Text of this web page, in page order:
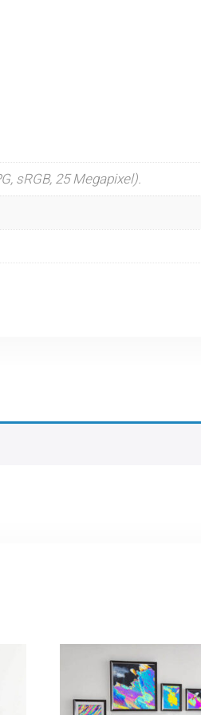
sRGB, 25 Megapixel).